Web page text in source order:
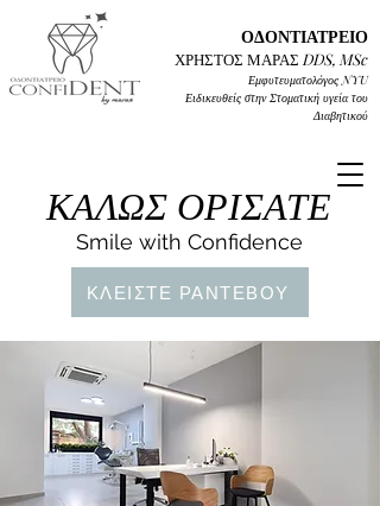
ΟΔΟΝΤΙΑΤΡΕΙΟ
ΧΡΗΣΤΟΣ ΜΑΡΑΣ DDS, MSc
ΕμφυτευματολόγοςNYU
Ειδικευθείς στην Στοματική υγεία του
Διαβητικού
ΚΑΛΩΣ ΟΡΙΣΑΤΕ
Smile with Confidence
ΚΛΕΙΣΤΕ ΡΑΝΤΕΒΟΥ